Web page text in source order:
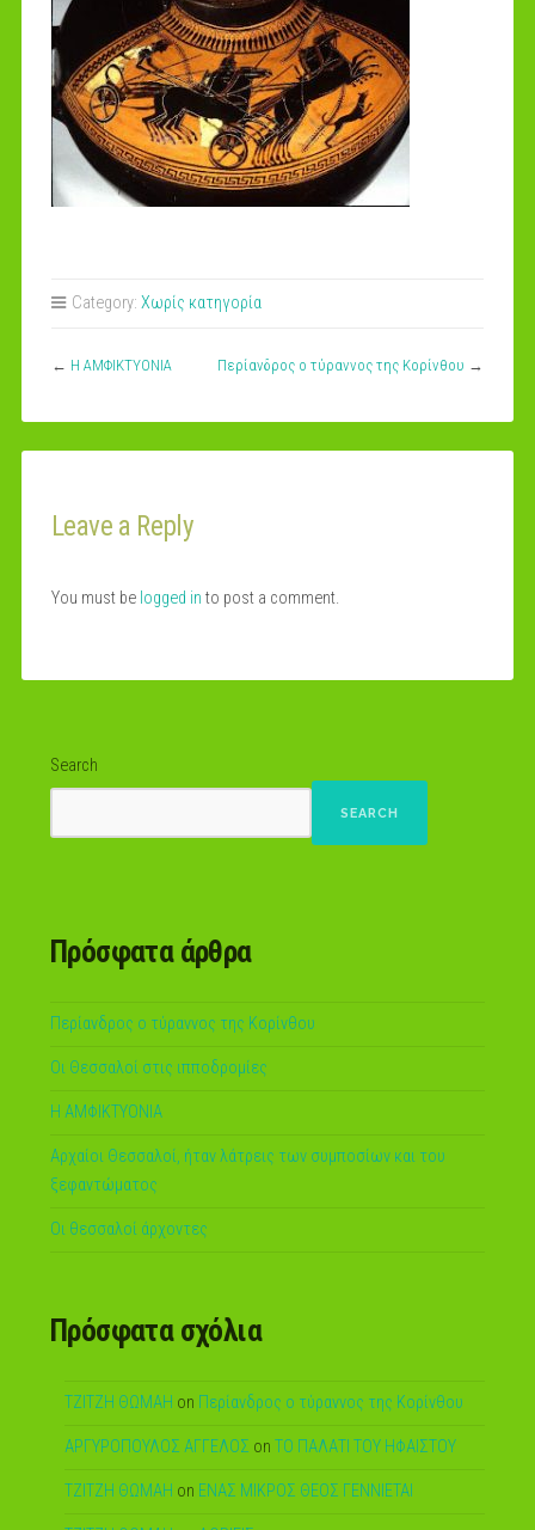
Category: Χωρίς κατηγορία
← Η ΑΜΦΙΚΤΥΟΝΙΑ Περίανδρος ο τύραννος της Κορίνθου →
Leave a Reply
You must be logged in to post a comment.
Search
SEARCH
Πρόσφατα άρθρα
Περίανδρος ο τύραννος της Κορίνθου
Οι Θεσσαλοί στις ιπποδρομίες
Η ΑΜΦΙΚΤΥΟΝΙΑ
Αρχαίοι Θεσσαλοί, ήταν λάτρεις των συμποσίων και του
ξεφαντώματος
Οι θεσσαλοί άρχοντες
Πρόσφατα σχόλια
ΤΖΙΤΖΗ ΘΩΜΑΗ on Περίανδρος ο τύραννος της Κορίνθου
ΑΡΓΥΡΟΠΟΥΛΟΣ ΑΓΓΕΛΟΣ on ΤΟ ΠΑΛΑΤΙ ΤΟΥ ΗΦΑΙΣΤΟΥ
ΤΖΙΤΖΗ ΘΩΜΑΗ on ΕΝΑΣ ΜΙΚΡΟΣ ΘΕΟΣ ΓΕΝΝΙΕΤΑΙ